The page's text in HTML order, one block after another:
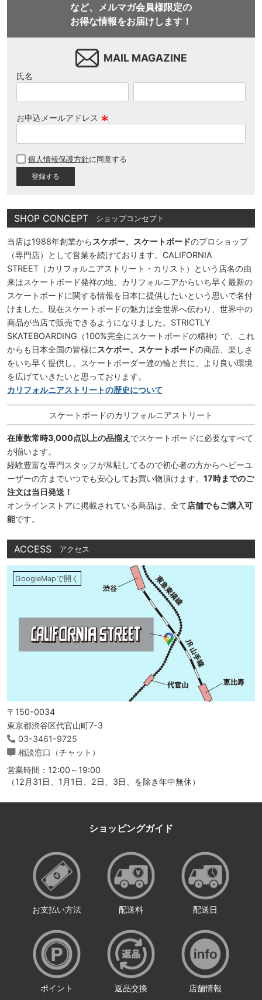
など、メルマガ会員様限定の
お得な情報をお届けします！
MAIL MAGAZINE
氏名
お申込メールアドレス
須
個人情報保護方針に同意する
SHOP CONCEPT ショップコンセプト
当店は1988年創業から スケボー、スケートボードのプロショップ
（専門店）として営業を続けております。CALIFORNIA
STREET（カリフォルニアストリート・カリスト）という店名の由
来はスケートボード発祥の地、カリフォルニアからいち早く最新の
スケートボードに関する情報を日本に提供したいという思いで名付
けました。現在スケートボードの魅力は全世界へ伝わり、世界中の
商品が当店で販売できるようになりました。STRICTLY
SKATEBOARDING（100%完全にスケートボードの精神）で、これ
からも日本全国の皆様に スケボー、スケートボードの商品、楽しさ
をいち早く提供し、スケートボーダー達の輪と共に、より良い環境
を広げていきたいと思っております。
カリフォルニアストリートの歴史について
スケートボードのカリフォルニアストリート
在庫数常時3,000点以上の品揃え でスケートボードに必要なすべて
が揃います。
経験豊富な専門スタッフが常駐してるので初心者の方からヘビーユ
ーザーの方までいつでも安心してお買い物頂けます。 17時までのご
注文は当日発送！
オンラインストアに掲載されている商品は、全て店舗でもご購入可
能です。
ACCESS アクセス
GoogleMapで開く
〒150-0034
東京都渋谷区代官山町7-3
03-3461-9725
相談窓口（チャット）
営業時間：12:00～19:00
（12月31日、1月1日、2日、3日、を除き年中無休）
ショッピングガイド
お支払い方法 配送料 配送日
ポイント 返品交換 店舗情報